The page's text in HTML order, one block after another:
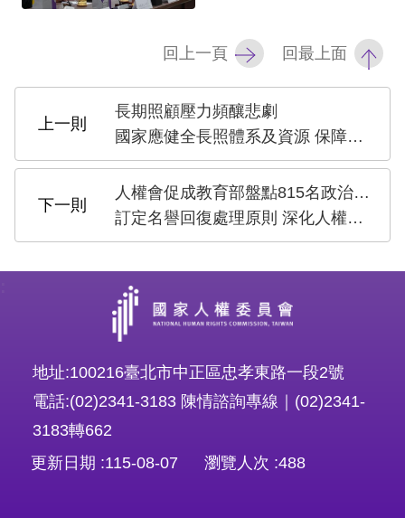
政
政
站
資
回上一頁 回最上面
長期照顧壓力頻釀悲劇
國家應健全長照體系及資源 保障生命與健康權
人權會促成教育部盤點815名政治受難者
訂定名譽回復處理原則 深化人權教育社會和解
地址:100216臺北市中正區忠孝東路一段2號
電話:(02)2341-3183 陳情諮詢專線｜(02)2341-
3183轉662
更新日期
115-08-07 瀏覽人次 488